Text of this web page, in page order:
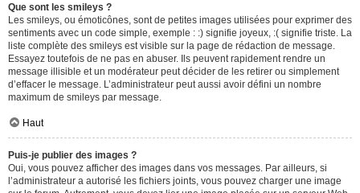
Que sont les smileys ?
Les smileys, ou émoticônes, sont de petites images utilisées pour exprimer des
sentiments avec un code simple, exemple : :) signifie joyeux, :( signifie triste. La
liste complète des smileys est visible sur la page de rédaction de message.
Essayez toutefois de ne pas en abuser. Ils peuvent rapidement rendre un
message illisible et un modérateur peut décider de les retirer ou simplement
d’effacer le message. L’administrateur peut aussi avoir défini un nombre
maximum de smileys par message.
Haut
Puis-je publier des images ?
Oui, vous pouvez afficher des images dans vos messages. Par ailleurs, si
l’administrateur a autorisé les fichiers joints, vous pouvez charger une image